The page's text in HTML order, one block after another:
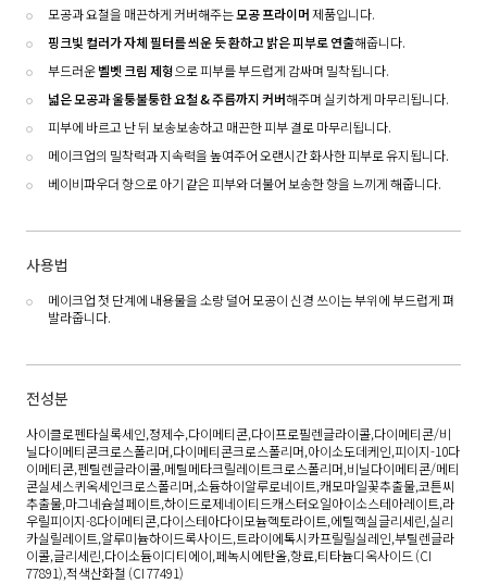
모공과 요철을 매끈하게 커버해주는모공 프라이머제품입니다.
핑크빛 컬러가 자체 필터를 씌운 듯 환하고 밝은 피부로 연출해줍니다.
부드러운벨벳 크림 제형으로 피부를 부드럽게 감싸며 밀착됩니다.
넓은 모공과 울퉁불퉁한 요철 & 주름까지 커버해주며 실키하게 마무리됩니다.
피부에 바르고 난 뒤 보송보송하고 매끈한 피부 결로 마무리됩니다.
메이크업의 밀착력과 지속력을 높여주어 오랜시간 화사한 피부로 유지됩니다.
베이비파우더 향으로 아기 같은 피부와 더불어 보송한 향을 느끼게 해줍니다.
사용법
메이크업 첫 단계에 내용물을 소량 덜어 모공이 신경 쓰이는 부위에 부드럽게 펴
발라줍니다.
전성분
사이클로펜타실록세인,정제수,다이메티콘,다이프로필렌글라이콜,다이메티콘/비
닐다이메티콘크로스폴리머,다이메티콘크로스폴리머,아이소도데케인,피이지-10다
이메티콘,펜틸렌글라이콜,메틸메타크릴레이트크로스폴리머,비닐다이메티콘/메티
콘실세스퀴옥세인크로스폴리머,소듐하이알루로네이트,캐모마일꽃추출물,코튼씨
추출물,마그네슘설페이트,하이드로제네이티드캐스터오일아이소스테아레이트,라
우릴피이지-8다이메티콘,다이스테아다이모늄헥토라이트,에틸헥실글리세린,실리
카실릴레이트,알루미늄하이드록사이드,트라이에톡시카프릴릴실레인,부틸렌글라
이콜,글리세린,다이소듐이디티에이,페녹시에탄올,향료,티타늄디옥사이드 (CI
77891),적색산화철 (CI 77491)